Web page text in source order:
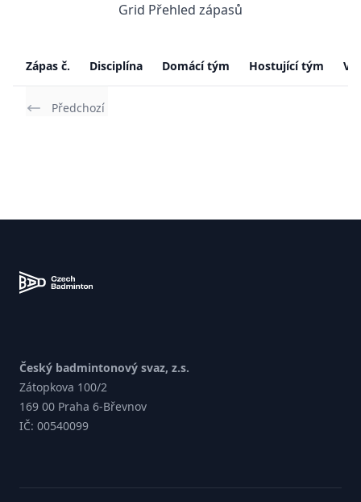
Grid Přehled zápasů
Zápas č. Disciplína Domácí tým Hostující tým
Předchozí
Český badmintonový svaz, z.s.
Zátopkova 100/2
169 00 Praha 6-Břevnov
IČ: 00540099